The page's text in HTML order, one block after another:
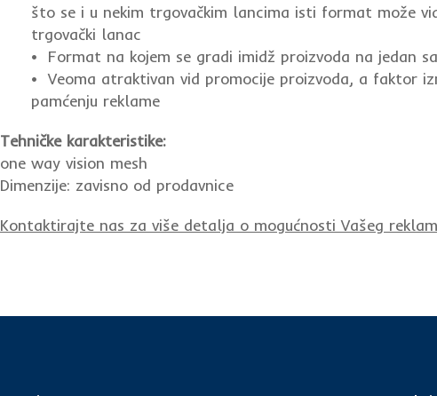
što se i u nekim trgovačkim lancima isti format može
trgovački lanac
• Format na kojem se gradi imidž proizvoda na jedan
• Veoma atraktivan vid promocije proizvoda, a faktor
pamćenju reklame
Tehničke karakteristike:
one way vision mesh
Dimenzije: zavisno od prodavnice
Kontaktirajte nas za više detalja o mogućnosti Vašeg